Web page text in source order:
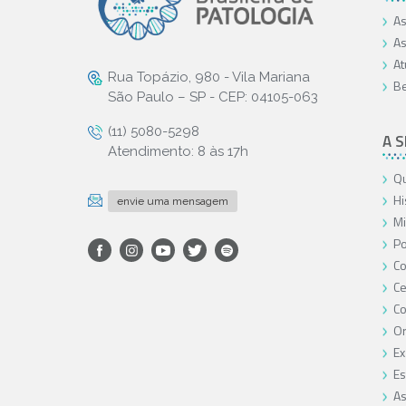
Rua Topázio, 980 - Vila Mariana
São Paulo – SP - CEP: 04105-063
(11) 5080-5298
Atendimento: 8 às 17h
envie uma mensagem
A